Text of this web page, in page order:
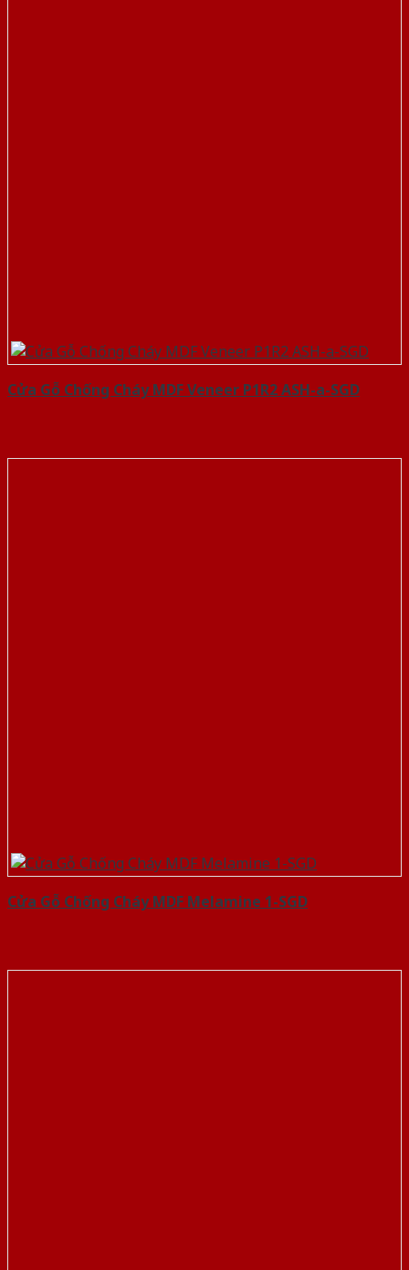
Cửa Gỗ Chống Cháy MDF Veneer P1R2 ASH-a-SGD
Cửa Gỗ Chống Cháy MDF Melamine 1-SGD